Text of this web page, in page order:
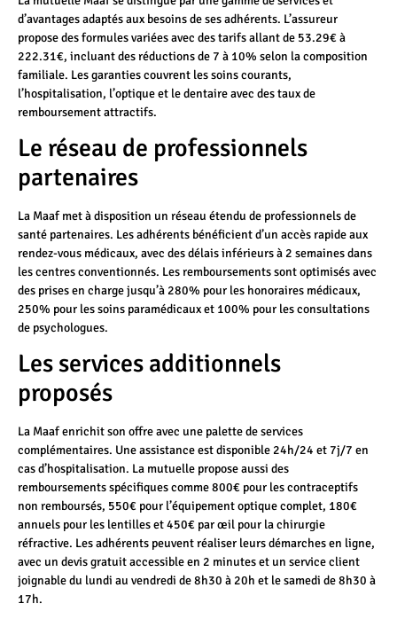
d’avantages adaptés aux besoins de ses adhérents. L’assureur
propose des formules variées avec des tarifs allant de 53.29€ à
222.31€, incluant des réductions de 7 à 10% selon la composition
familiale. Les garanties couvrent les soins courants,
l’hospitalisation, l’optique et le dentaire avec des taux de
remboursement attractifs.
Le réseau de professionnels
partenaires
La Maaf met à disposition un réseau étendu de professionnels de
santé partenaires. Les adhérents bénéficient d’un accès rapide aux
rendez-vous médicaux, avec des délais inférieurs à 2 semaines dans
les centres conventionnés. Les remboursements sont optimisés avec
des prises en charge jusqu’à 280% pour les honoraires médicaux,
250% pour les soins paramédicaux et 100% pour les consultations
de psychologues.
Les services additionnels
proposés
La Maaf enrichit son offre avec une palette de services
complémentaires. Une assistance est disponible 24h/24 et 7j/7 en
cas d’hospitalisation. La mutuelle propose aussi des
remboursements spécifiques comme 800€ pour les contraceptifs
non remboursés, 550€ pour l’équipement optique complet, 180€
annuels pour les lentilles et 450€ par œil pour la chirurgie
réfractive. Les adhérents peuvent réaliser leurs démarches en ligne,
avec un devis gratuit accessible en 2 minutes et un service client
joignable du lundi au vendredi de 8h30 à 20h et le samedi de 8h30 à
17h.